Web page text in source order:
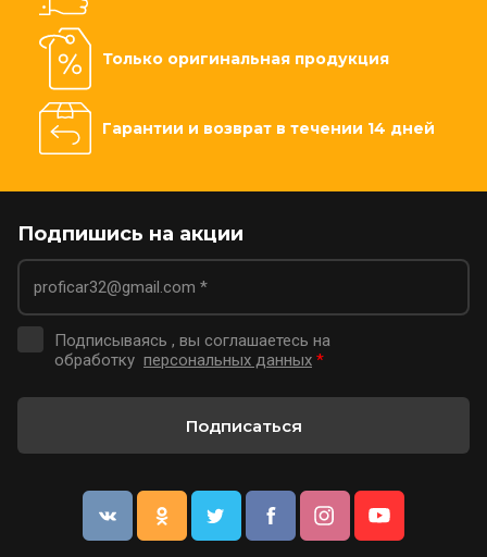
Только оригинальная продукция
Гарантии и возврат в течении 14 дней
Подпишись на акции
Подписываясь , вы соглашаетесь на
обработку персональных данных *
Подписаться